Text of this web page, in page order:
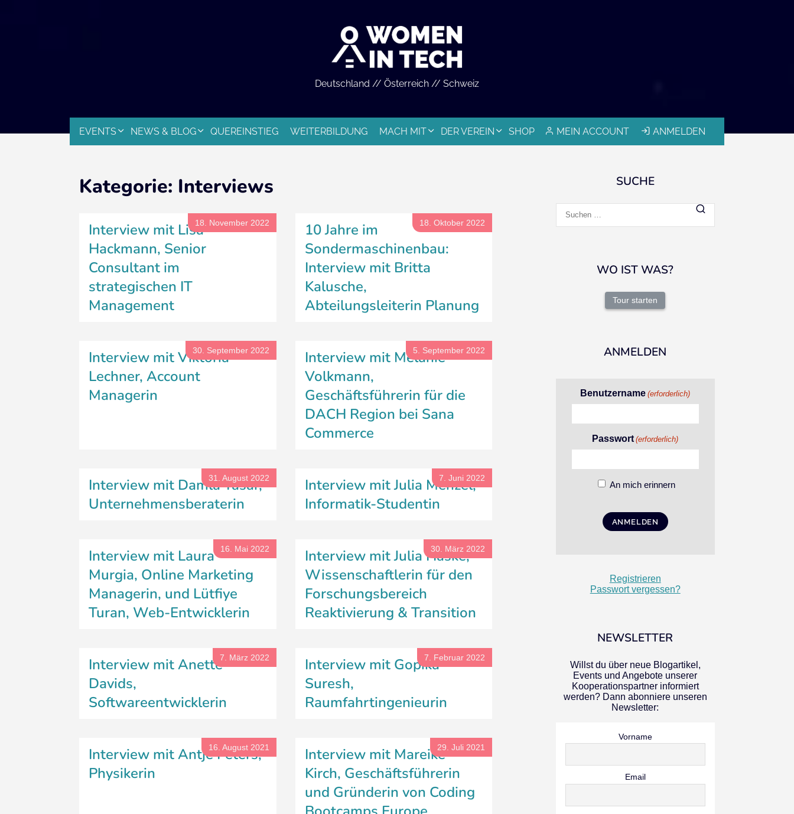
Deutschland // Österreich // Schweiz
MEIN ACCOUNT ANMELDEN
EVENTS NEWS & BLOG QUEREINSTIEG WEITERBILDUNG MACH MIT DER VEREIN SHOP
Kategorie: Interviews
18. November 2022
Interview mit Lisa
Hackmann, Senior
Consultant im
strategischen IT
Management
18. Oktober 2022
10 Jahre im
Sondermaschinenbau:
Interview mit Britta
Kalusche,
Abteilungsleiterin Planung
30. September 2022
Interview mit Viktoria
Lechner, Account
Managerin
5. September 2022
Interview mit Melanie
Volkmann,
Geschäftsführerin für die
DACH Region bei Sana
Commerce
31. August 2022
Interview mit Damla Yasar,
Unternehmensberaterin
7. Juni 2022
Interview mit Julia Menzel,
Informatik-Studentin
16. Mai 2022
Interview mit Laura
Murgia, Online Marketing
Managerin, und Lütfiye
Turan, Web-Entwicklerin
30. März 2022
Interview mit Julia Haske,
Wissenschaftlerin für den
Forschungsbereich
Reaktivierung & Transition
7. März 2022
Interview mit Anette
Davids,
Softwareentwicklerin
7. Februar 2022
Interview mit Gopika
Suresh,
Raumfahrtingenieurin
16. August 2021
Interview mit Antje Peters,
Physikerin
29. Juli 2021
Interview mit Mareike
Kirch, Geschäftsführerin
und Gründerin von Coding
SUCHE
nach:
WO IST WAS?
Tour starten
ANMELDEN
Benutzername (erforderlich)
Passwort (erforderlich)
An mich erinnern
Registrieren
Passwort vergessen?
NEWSLETTER
Willst du über neue Blogartikel,
Events und Angebote unserer
Kooperationspartner informiert
werden? Dann abonniere unseren
Newsletter:
Vorname
Email